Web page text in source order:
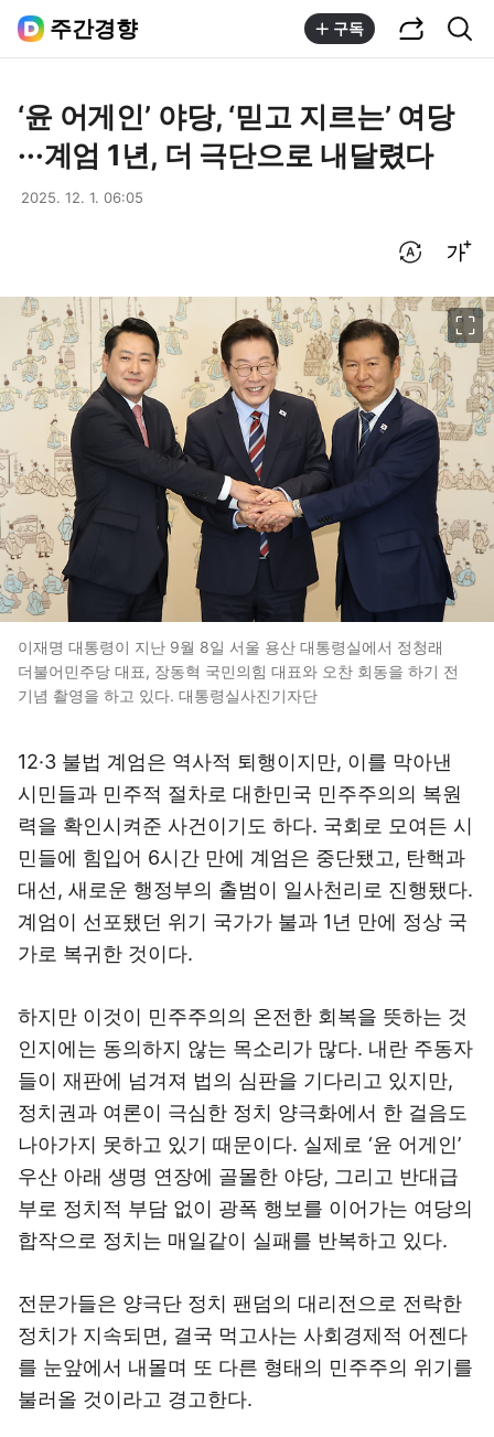
주간경향 구독
‘윤 어게인’ 야당, ‘믿고 지르는’ 여당
···계엄 1년, 더 극단으로 내달렸다
2025. 12. 1. 06:05
이재명 대통령이 지난 9월 8일 서울 용산 대통령실에서 정청래
더불어민주당 대표, 장동혁 국민의힘 대표와 오찬 회동을 하기 전
기념 촬영을 하고 있다. 대통령실사진기자단
12·3 불법 계엄은 역사적 퇴행이지만, 이를 막아낸
시민들과 민주적 절차로 대한민국 민주주의의 복원
력을 확인시켜준 사건이기도 하다. 국회로 모여든 시
민들에 힘입어 6시간 만에 계엄은 중단됐고, 탄핵과
대선, 새로운 행정부의 출범이 일사천리로 진행됐다.
계엄이 선포됐던 위기 국가가 불과 1년 만에 정상 국
가로 복귀한 것이다.
하지만 이것이 민주주의의 온전한 회복을 뜻하는 것
인지에는 동의하지 않는 목소리가 많다. 내란 주동자
들이 재판에 넘겨져 법의 심판을 기다리고 있지만,
정치권과 여론이 극심한 정치 양극화에서 한 걸음도
나아가지 못하고 있기 때문이다. 실제로 ‘윤 어게인’
우산 아래 생명 연장에 골몰한 야당, 그리고 반대급
부로 정치적 부담 없이 광폭 행보를 이어가는 여당의
합작으로 정치는 매일같이 실패를 반복하고 있다.
전문가들은 양극단 정치 팬덤의 대리전으로 전락한
정치가 지속되면, 결국 먹고사는 사회경제적 어젠다
를 눈앞에서 내몰며 또 다른 형태의 민주주의 위기를
불러올 것이라고 경고한다.